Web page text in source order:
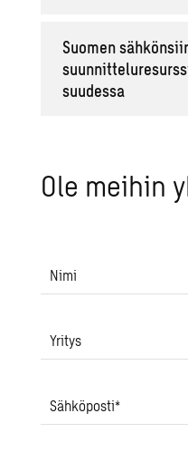
Suo­men
suu­des­sa
Ole mei­hin
Nimi
Yritys
Sähköposti*